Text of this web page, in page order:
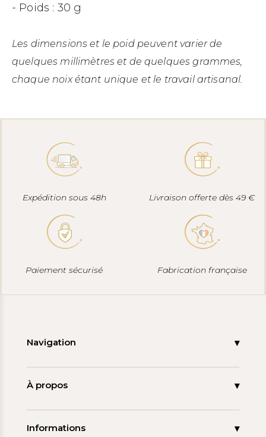
- Poids : 30 g
Les dimensions et le poid peuvent varier de
quelques millimètres et de quelques grammes,
chaque noix étant unique et le travail artisanal.
Expédition sous 48h Livraison offerte dès 49 €
Paiement sécurisé Fabrication française
Navigation
Accueil
À propos
La tagua
Informations